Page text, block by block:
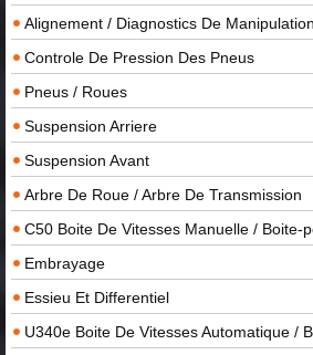
Alignement / Diagnostics De Manipulation
Controle De Pression Des Pneus
Pneus / Roues
Suspension Arriere
Suspension Avant
Arbre De Roue / Arbre De Transmission
C50 Boite De Vitesses Manuelle / Boite-
Embrayage
Essieu Et Differentiel
U340e Boite De Vitesses Automatique /